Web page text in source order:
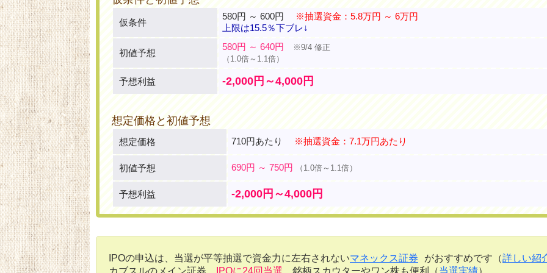
仮条件
580円 ～ 600円
※抽選資金：5.8万円 ～ 6万円
上限は15.5％下ブレ↓
初値予想
580円 ～ 640円
※9/4 修正
（1.0倍～1.1倍）
予想利益 -2,000円～4,000円
想定価格と初値予想
想定価格 710円あたり ※抽選資金：7.1万円あたり
初値予想 690円 ～ 750円 （1.0倍～1.1倍）
予想利益 -2,000円～4,000円
IPOの申込は、当選が平等抽選で資金力に左右されないマネックス証券 がおすすめです（詳しい紹
カブスルのメイン証券。
IPOに24回当選 。銘柄スカウターやワン株も便利（当選実績）